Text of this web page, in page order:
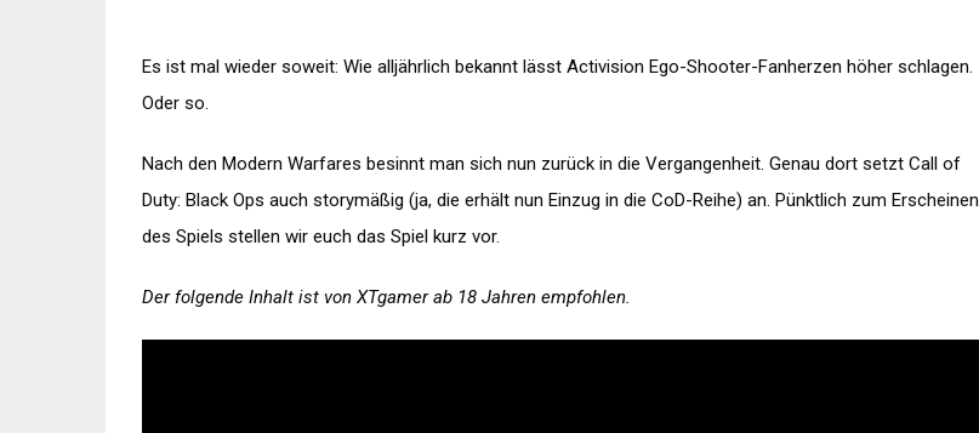
Es ist mal wieder soweit: Wie alljährlich bekannt lässt Activision Ego-Shooter-Fanherzen höher schlagen.
Oder so.
Nach den Modern Warfares besinnt man sich nun zurück in die Vergangenheit. Genau dort setzt Call of
Duty: Black Ops auch storymäßig (ja, die erhält nun Einzug in die CoD-Reihe) an. Pünktlich zum Erscheinen
des Spiels stellen wir euch das Spiel kurz vor.
Der folgende Inhalt ist von XTgamer ab 18 Jahren empfohlen.